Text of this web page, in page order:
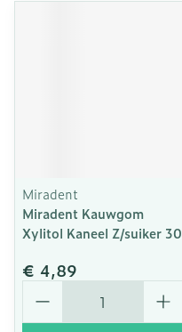
Miradent
Miradent Kauwgom
Xylitol Kaneel Z/suiker 30
€ 4,89
Aantal